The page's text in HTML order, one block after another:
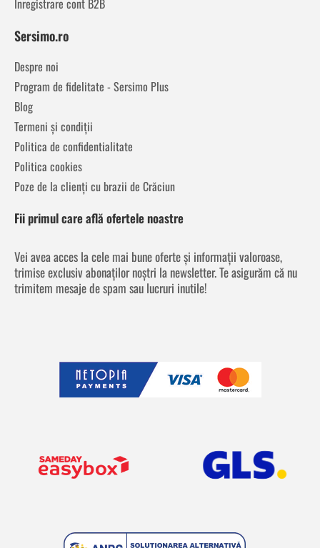
Sersimo.ro
Despre noi
Program de fidelitate - Sersimo Plus
Blog
Termeni și condiții
Politica de confidentialitate
Politica cookies
Poze de la clienți cu brazii de Crăciun
Fii primul care află ofertele noastre
Vei avea acces la cele mai bune oferte și informații valoroase,
trimise exclusiv abonaților noștri la newsletter. Te asigurăm că nu
trimitem mesaje de spam sau lucruri inutile!